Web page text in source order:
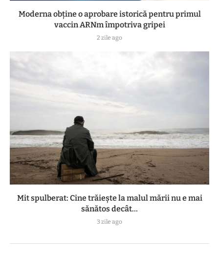
Moderna obține o aprobare istorică pentru primul
vaccin ARNm împotriva gripei
2 zile ago
Mit spulberat: Cine trăiește la malul mării nu e mai
sănătos decât...
3 zile ago